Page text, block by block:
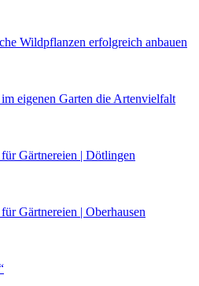
Wildpflanzen erfolgreich anbauen
eigenen Garten die Artenvielfalt
Gärtnereien | Dötlingen
Gärtnereien | Oberhausen